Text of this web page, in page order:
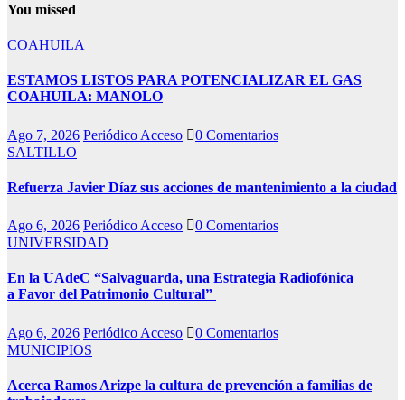
You missed
COAHUILA
ESTAMOS LISTOS PARA POTENCIALIZAR EL GAS
COAHUILA: MANOLO
Ago 7, 2026 Periódico Acceso
0 Comentarios
SALTILLO
Refuerza Javier Díaz sus acciones de mantenimiento a la ciudad
Ago 6, 2026 Periódico Acceso
0 Comentarios
UNIVERSIDAD
En la UAdeC “Salvaguarda, una Estrategia Radiofónica
a Favor del Patrimonio Cultural”
Ago 6, 2026 Periódico Acceso
0 Comentarios
MUNICIPIOS
Acerca Ramos Arizpe la cultura de prevención a familias de